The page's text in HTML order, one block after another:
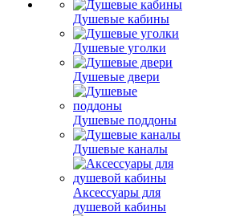
Душевые кабины
Душевые уголки
Душевые двери
Душевые поддоны
Душевые каналы
Аксессуары для
душевой кабины